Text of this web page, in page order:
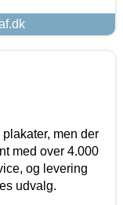
men der
med over 4.000
og levering
udvalg.